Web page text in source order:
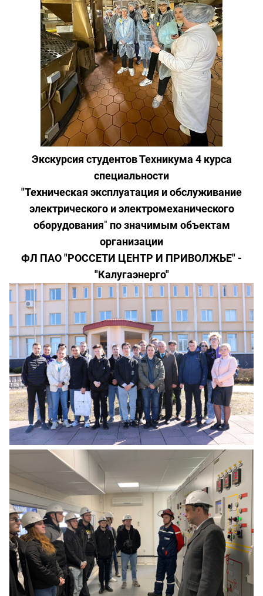
Экскурсия студентов Техникума 4 курса
специальности
"Техническая эксплуатация и обслуживание
электрического и электромеханического
оборудования" по значимым объектам
организации
ФЛ ПАО "РОССЕТИ ЦЕНТР И ПРИВОЛЖЬЕ" -
"Калугаэнерго"